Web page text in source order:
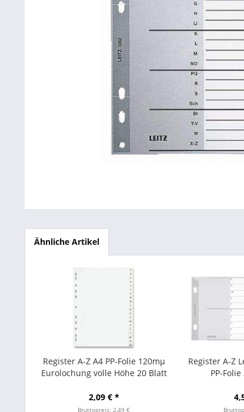
Betriebsausstattung & Lagerausstattung
Tragetaschen & Geschenkverpackungen
Ähnliche Artikel
Register A-Z A4 PP-Folie 120mµ
Eurolochung volle Höhe 20 Blatt
2,09 € *
Bruttopreis: 2,49 €
Register A-Z
PP-